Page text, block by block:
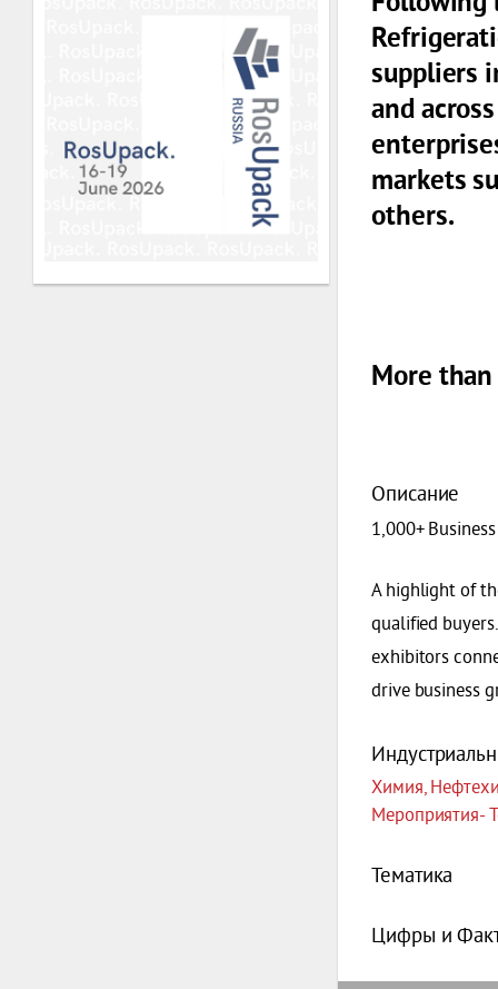
suppliers
and
markets
others.
More
Описание
1,000+
A highlight of
qualified
exhibitors
drive business
Химия,
Мероприятия-
Тематика
Цифры и